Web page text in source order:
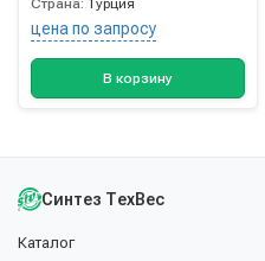
Страна: Турция
цена по запросу
В корзину
Синтез ТехВес
Каталог